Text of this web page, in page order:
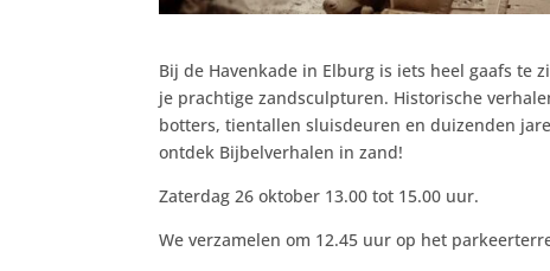
Bij de Havenkade in Elburg is iets heel gaafs te
je prachtige zandsculpturen. Historische
botters, tientallen sluisdeuren en duizenden
ontdek Bijbelverhalen in zand!
Zaterdag 26 oktober 13.00 tot 15.00 uur.
We verzamelen om 12.45 uur op het